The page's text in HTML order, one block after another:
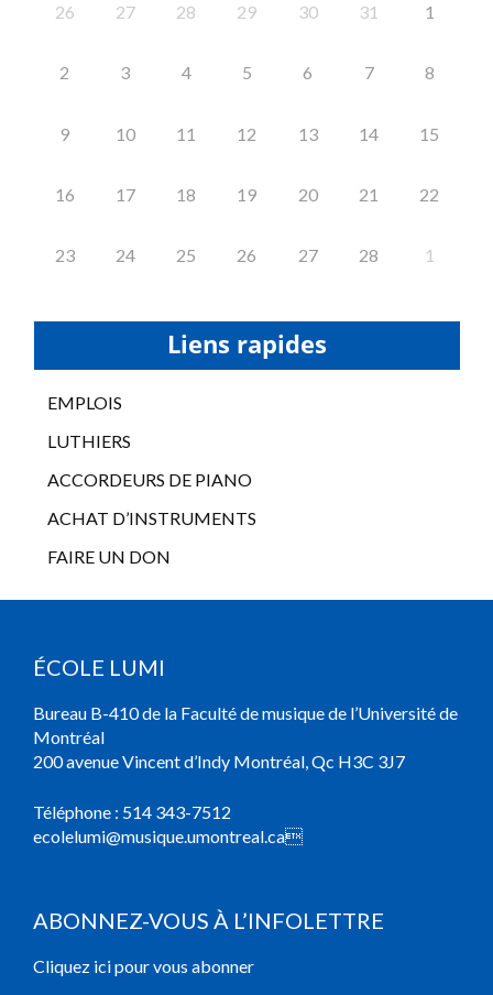
26 27 28 29 30 31 1
2 3 4 5 6 7 8
9 10 11 12 13 14 15
16 17 18 19 20 21 22
23 24 25 26 27 28 1
Liens rapides
EMPLOIS
LUTHIERS
ACCORDEURS DE PIANO
ACHAT D’INSTRUMENTS
FAIRE UN DON
ÉCOLE LUMI
Bureau B-410 de la Faculté de musique de l’Université de
Montréal
200 avenue Vincent d’Indy Montréal, Qc H3C 3J7
Téléphone : 514 343-7512
ecolelumi@musique.umontreal.ca
ABONNEZ-VOUS À L’INFOLETTRE
Cliquez ici pour vous abonner